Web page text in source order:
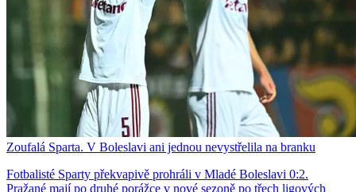
Zoufalá Sparta. V Boleslavi ani jednou nevystřelila na branku
Fotbalisté Sparty překvapivě prohráli v Mladé Boleslavi 0:2.
Pražané mají po druhé porážce v nové sezoně po třech ligových